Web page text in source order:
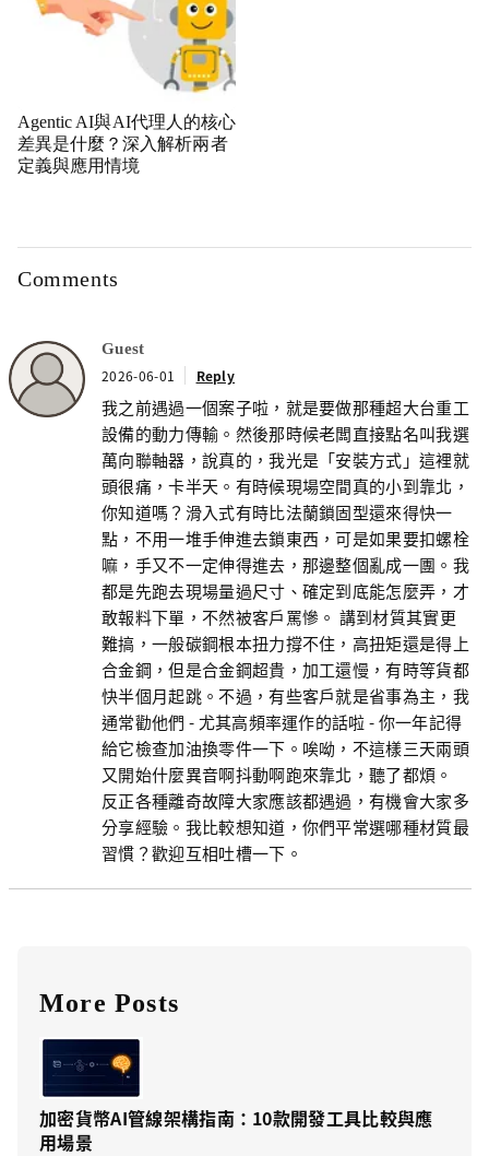
Agentic AI與AI代理人的核心
差異是什麼？深入解析兩者
定義與應用情境
Comments
Guest
2026-06-01 Reply
我之前遇過一個案子啦，就是要做那種超大台重工
設備的動力傳輸。然後那時候老闆直接點名叫我選
萬向聯軸器，說真的，我光是「安裝方式」這裡就
頭很痛，卡半天。有時候現場空間真的小到靠北，
你知道嗎？滑入式有時比法蘭鎖固型還來得快一
點，不用一堆手伸進去鎖東西，可是如果要扣螺栓
嘛，手又不一定伸得進去，那邊整個亂成一團。我
都是先跑去現場量過尺寸、確定到底能怎麼弄，才
敢報料下單，不然被客戶罵慘。 講到材質其實更
難搞，一般碳鋼根本扭力撐不住，高扭矩還是得上
合金鋼，但是合金鋼超貴，加工還慢，有時等貨都
快半個月起跳。不過，有些客戶就是省事為主，我
通常勸他們 - 尤其高頻率運作的話啦 - 你一年記得
給它檢查加油換零件一下。唉呦，不這樣三天兩頭
又開始什麼異音啊抖動啊跑來靠北，聽了都煩。
反正各種離奇故障大家應該都遇過，有機會大家多
分享經驗。我比較想知道，你們平常選哪種材質最
習慣？歡迎互相吐槽一下。
More Posts
加密貨幣AI管線架構指南：10款開發工具比較與應
用場景